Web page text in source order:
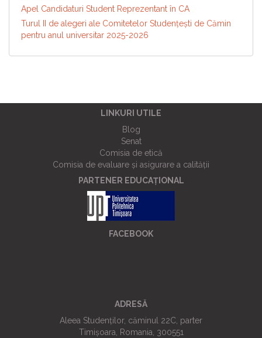
Apel Candidaturi Student Reprezentant în CA
Turul II de alegeri ale Comitetelor Studențești de Cămin
pentru anul universitar 2025-2026
LINKURI UTILE
Blog
Senat
Comisia de etică
Comisia de evaluare și asigurare a calității
PARTENER EDUCAȚIONAL
FACEBOOK
ADRESĂ
Aleea Studenților, căminul 22C, parter
Timișoara, Romania, 300551